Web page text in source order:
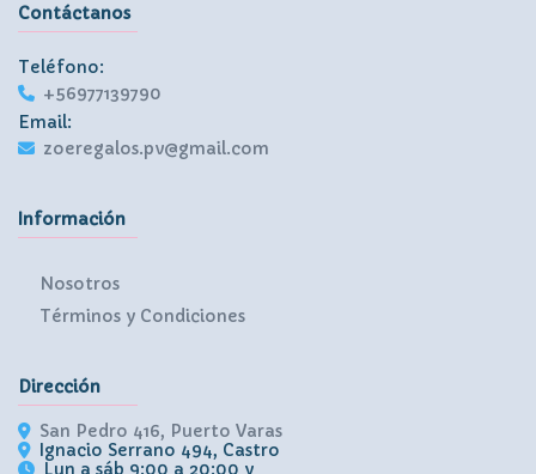
Contáctanos
Teléfono:
+56977139790
Email:
zoeregalos.pv@gmail.com
Información
Nosotros
Términos y Condiciones
Dirección
San Pedro 416, Puerto Varas
Ignacio Serrano 494, Castro
Lun a sáb 9:00 a 20:00 y